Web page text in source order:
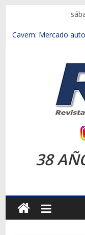
contenido
Chile es el primer
Salfa suma
Samex amplía su
SINOTRUK Pick-ups
la Expo Compras
38